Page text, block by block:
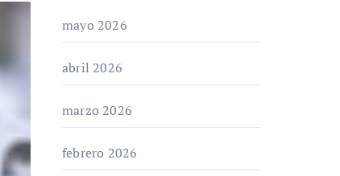
mayo 2026
abril 2026
marzo 2026
febrero 2026